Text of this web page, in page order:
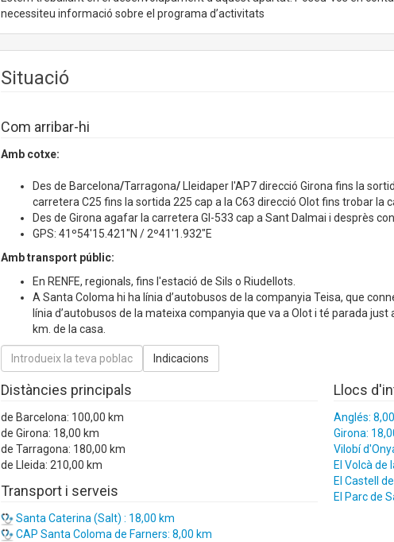
necessiteu informació sobre el programa d’activitats
Situació
Com arribar-hi
Amb cotxe:
Des de Barcelona/Tarragona/
Lleidaper l'AP7 direcció Girona fins la
carretera C25 fins la sortida 225 cap a la C63 direcció Olot fins trobar la
Des de Girona agafar la carretera GI-533 cap a Sant Dalmai i desprès
GPS: 41º54'15.421"N / 2º41'1.932"E
Amb transport públic:
En RENFE, regionals, fins l'estació de Sils o Riudellots.
A Santa Coloma hi ha línia d’autobusos de la companyia Teisa, que
línia d’autobusos de la mateixa companyia que va a Olot i té parada
km. de la casa.
Distàncies principals
de Barcelona: 100,00 km
de Girona: 18,00 km
de Tarragona: 180,00 km
de Lleida: 210,00 km
Transport i serveis
Santa Caterina (Salt) : 18,00 km
CAP Santa Coloma de Farners: 8,00 km
Llocs
Anglés:
Girona:
Vilobí
El Volcà de
El Castell
El Parc de